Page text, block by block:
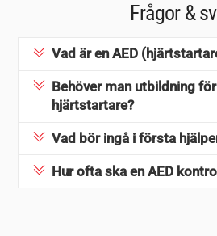
Frågor &
Vad är en AED
Behöver man utbildning
hjärtstartare?
Vad bör ingå i första
Hur ofta ska en AED